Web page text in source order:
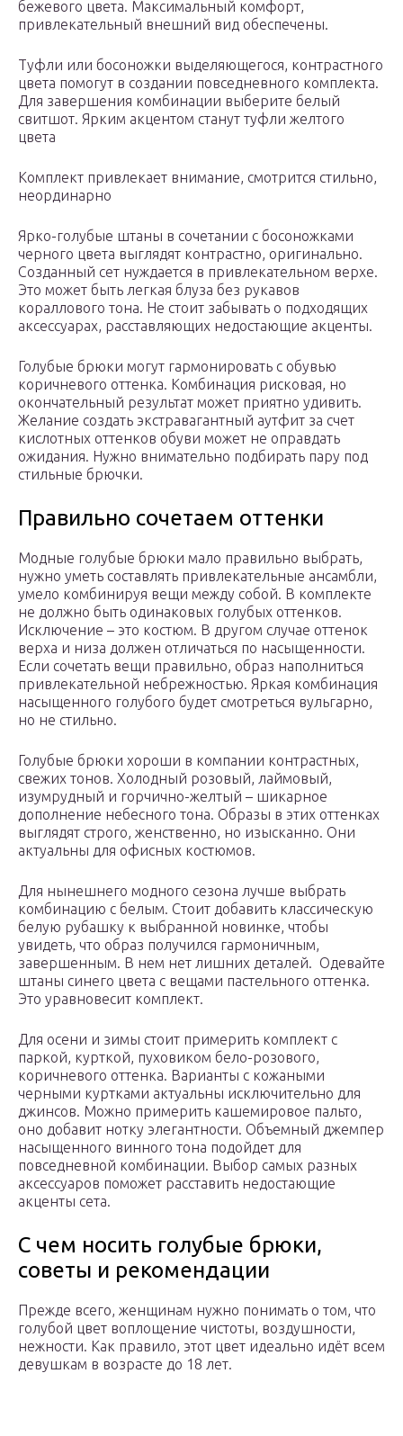
бежевого цвета. Максимальный комфорт,
привлекательный внешний вид обеспечены.
Туфли или босоножки выделяющегося, контрастного
цвета помогут в создании повседневного комплекта.
Для завершения комбинации выберите белый
свитшот. Ярким акцентом станут туфли желтого
цвета
Комплект привлекает внимание, смотрится стильно,
неординарно
Ярко-голубые штаны в сочетании с босоножками
черного цвета выглядят контрастно, оригинально.
Созданный сет нуждается в привлекательном верхе.
Это может быть легкая блуза без рукавов
кораллового тона. Не стоит забывать о подходящих
аксессуарах, расставляющих недостающие акценты.
Голубые брюки могут гармонировать с обувью
коричневого оттенка. Комбинация рисковая, но
окончательный результат может приятно удивить.
Желание создать экстравагантный аутфит за счет
кислотных оттенков обуви может не оправдать
ожидания. Нужно внимательно подбирать пару под
стильные брючки.
Правильно сочетаем оттенки
Модные голубые брюки мало правильно выбрать,
нужно уметь составлять привлекательные ансамбли,
умело комбинируя вещи между собой. В комплекте
не должно быть одинаковых голубых оттенков.
Исключение – это костюм. В другом случае оттенок
верха и низа должен отличаться по насыщенности.
Если сочетать вещи правильно, образ наполниться
привлекательной небрежностью. Яркая комбинация
насыщенного голубого будет смотреться вульгарно,
но не стильно.
Голубые брюки хороши в компании контрастных,
свежих тонов. Холодный розовый, лаймовый,
изумрудный и горчично-желтый – шикарное
дополнение небесного тона. Образы в этих оттенках
выглядят строго, женственно, но изысканно. Они
актуальны для офисных костюмов.
Для нынешнего модного сезона лучше выбрать
комбинацию с белым. Стоит добавить классическую
белую рубашку к выбранной новинке, чтобы
увидеть, что образ получился гармоничным,
завершенным. В нем нет лишних деталей. Одевайте
штаны синего цвета с вещами пастельного оттенка.
Это уравновесит комплект.
Для осени и зимы стоит примерить комплект с
паркой, курткой, пуховиком бело-розового,
коричневого оттенка. Варианты с кожаными
черными куртками актуальны исключительно для
джинсов. Можно примерить кашемировое пальто,
оно добавит нотку элегантности. Объемный джемпер
насыщенного винного тона подойдет для
повседневной комбинации. Выбор самых разных
аксессуаров поможет расставить недостающие
акценты сета.
С чем носить голубые брюки,
советы и рекомендации
Прежде всего, женщинам нужно понимать о том, что
голубой цвет воплощение чистоты, воздушности,
нежности. Как правило, этот цвет идеально идёт всем
девушкам в возрасте до 18 лет.